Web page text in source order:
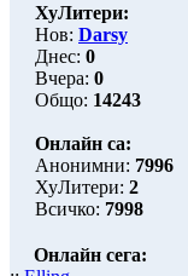
ХуЛитери:
Нов: Darsy
Днес: 0
Вчера: 0
Общо: 14243
Онлайн са:
Анонимни: 7996
ХуЛитери: 2
Всичко: 7998
Онлайн сега: